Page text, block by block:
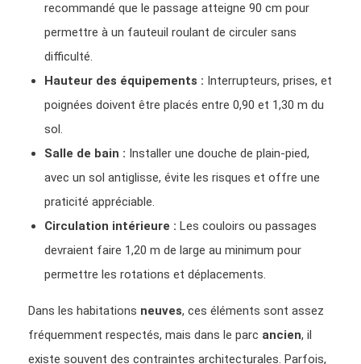
recommandé que le passage atteigne 90 cm pour
permettre à un fauteuil roulant de circuler sans
difficulté.
Hauteur des équipements : Interrupteurs, prises, et
poignées doivent être placés entre 0,90 et 1,30 m du
sol.
Salle de bain : Installer une douche de plain-pied,
avec un sol antiglisse, évite les risques et offre une
praticité appréciable.
Circulation intérieure : Les couloirs ou passages
devraient faire 1,20 m de large au minimum pour
permettre les rotations et déplacements.
Dans les habitations neuves, ces éléments sont assez
fréquemment respectés, mais dans le parc ancien, il
existe souvent des contraintes architecturales. Parfois,